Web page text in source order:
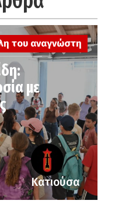
του αναγνώστη
με
Κατιούσα